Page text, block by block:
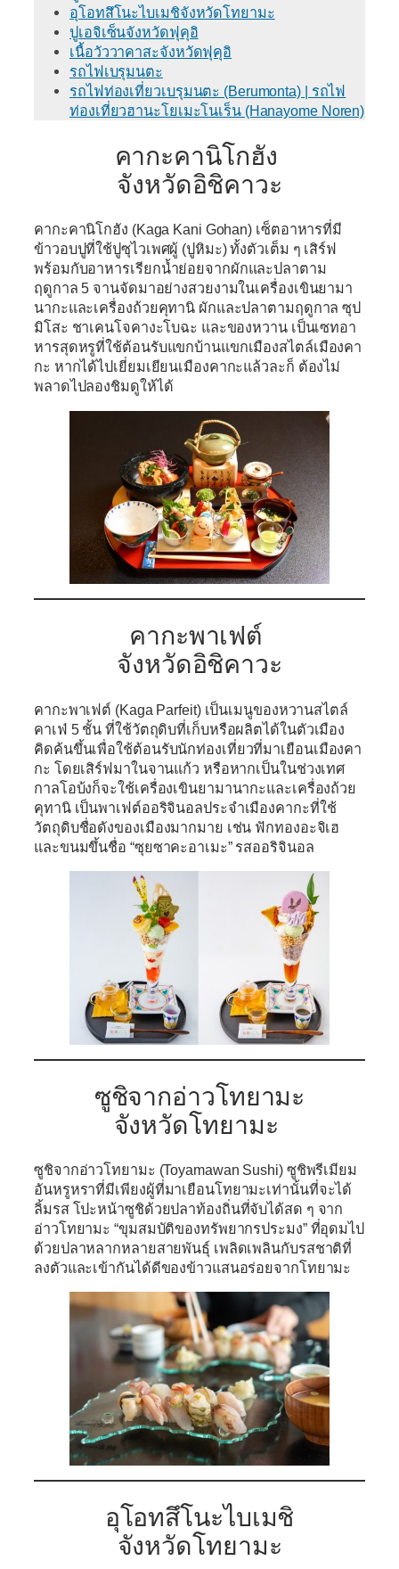
อุโอทสึโนะไบเมชิจังหวัดโทยามะ
ปูเอจิเซ็นจังหวัดฟุคุอิ
เนื้อวัววาคาสะจังหวัดฟุคุอิ
รถไฟเบรุมนตะ
รถไฟท่องเที่ยวเบรุมนตะ (Berumonta) | รถไฟ
ท่องเที่ยวฮานะโยเมะโนเร็น (Hanayome Noren)
คากะคานิโกฮัง
จังหวัดอิชิคาวะ
คากะคานิโกฮัง (Kaga Kani Gohan) เซ็ตอาหารที่มี
ข้าวอบปูที่ใช้ปูซุไวเพศผู้ (ปูหิมะ) ทั้งตัวเต็ม ๆ เสิร์ฟ
พร้อมกับอาหารเรียกน้ำย่อยจากผักและปลาตาม
ฤดูกาล 5 จานจัดมาอย่างสวยงามในเครื่องเขินยามา
นากะและเครื่องถ้วยคุทานิ ผักและปลาตามฤดูกาล ซุป
มิโสะ ชาเคนโจคางะโบฉะ และของหวาน เป็นเซทอา
หารสุดหรูที่ใช้ต้อนรับแขกบ้านแขกเมืองสไตล์เมืองคา
กะ หากได้ไปเยี่ยมเยียนเมืองคากะแล้วละก็ ต้องไม่
พลาดไปลองชิมดูให้ได้
คากะพาเฟต์
จังหวัดอิชิคาวะ
คากะพาเฟต์ (Kaga Parfeit)เป็นเมนูของหวานสไตล์
คาเฟ่ 5 ชั้น ที่ใช้วัตถุดิบที่เก็บหรือผลิตได้ในตัวเมือง
คิดค้นขึ้นเพื่อใช้ต้อนรับนักท่องเที่ยวที่มาเยือนเมืองคา
กะ โดยเสิร์ฟมาในจานแก้ว หรือหากเป็นในช่วงเทศ
กาลโอบ้งก็จะใช้เครื่องเขินยามานากะและเครื่องถ้วย
คุทานิ เป็นพาเฟต์ออริจินอลประจำเมืองคากะที่ใช้
วัตถุดิบชื่อดังของเมืองมากมาย เช่น ฟักทองอะจิเฮ
และขนมขึ้นชื่อ “ซุยซาคะอาเมะ” รสออริจินอล
ซูชิจากอ่าวโทยามะ
จังหวัดโทยามะ
ซูชิจากอ่าวโทยามะ (Toyamawan Sushi)ซูชิพรีเมียม
อันหรูหราที่มีเพียงผู้ที่มาเยือนโทยามะเท่านั้นที่จะได้
ลิ้มรส โปะหน้าซูชิด้วยปลาท้องถิ่นที่จับได้สด ๆ จาก
อ่าวโทยามะ “ขุมสมบัติของทรัพยากรประมง” ที่อุดมไป
ด้วยปลาหลากหลายสายพันธุ์ เพลิดเพลินกับรสชาติที่
ลงตัวและเข้ากันได้ดีของข้าวแสนอร่อยจากโทยามะ
อุโอทสึโนะไบเมชิ
จังหวัดโทยามะ